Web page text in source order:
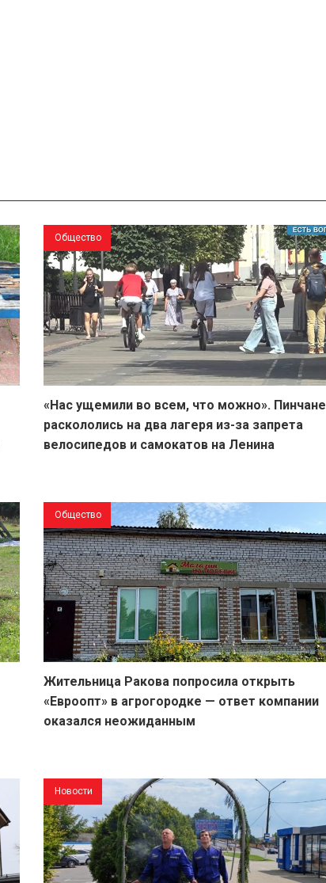
Общество
«Нас ущемили во всем, что можно». Пинчане
раскололись на два лагеря из-за запрета
велосипедов и самокатов на Ленина
Общество
Жительница Ракова попросила открыть
«Евроопт» в агрогородке — ответ компании
оказался неожиданным
Новости